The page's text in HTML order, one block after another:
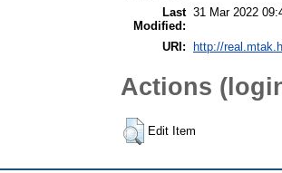
Last
Modified:
31 Mar 2022
URI: http://
Actions
Edit Item